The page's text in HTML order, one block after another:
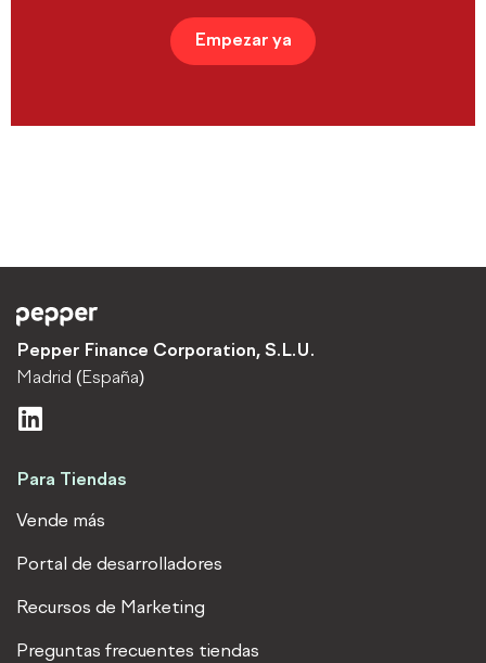
Empezar ya
Pepper Finance Corporation, S.L.U.
Madrid (España)
L
n
e
n
Para Tiendas
Vende más
Portal de desarrolladores
Recursos de Marketing
Preguntas frecuentes tiendas